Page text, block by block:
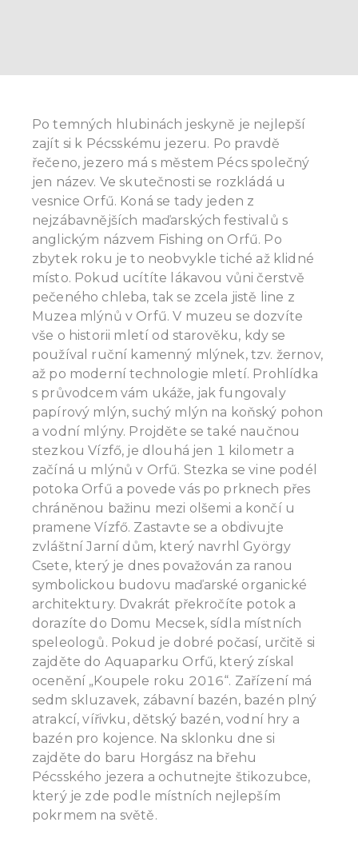
Po temných hlubinách jeskyně je nejlepší
zajít si k Pécsskému jezeru. Po pravdě
řečeno, jezero má s městem Pécs společný
jen název. Ve skutečnosti se rozkládá u
vesnice Orfű. Koná se tady jeden z
nejzábavnějších maďarských festivalů s
anglickým názvem Fishing on Orfű. Po
zbytek roku je to neobvykle tiché až klidné
místo. Pokud ucítíte lákavou vůni čerstvě
pečeného chleba, tak se zcela jistě line z
Muzea mlýnů v Orfű. V muzeu se dozvíte
vše o historii mletí od starověku, kdy se
používal ruční kamenný mlýnek, tzv. žernov,
až po moderní technologie mletí. Prohlídka
s průvodcem vám ukáže, jak fungovaly
papírový mlýn, suchý mlýn na koňský pohon
a vodní mlýny. Projděte se také naučnou
stezkou Vízfő, je dlouhá jen 1 kilometr a
začíná u mlýnů v Orfű. Stezka se vine podél
potoka Orfű a povede vás po prknech přes
chráněnou bažinu mezi olšemi a končí u
pramene Vízfő. Zastavte se a obdivujte
zvláštní Jarní dům, který navrhl György
Csete, který je dnes považován za ranou
symbolickou budovu maďarské organické
architektury. Dvakrát překročíte potok a
dorazíte do Domu Mecsek, sídla místních
speleologů. Pokud je dobré počasí, určitě si
zajděte do Aquaparku Orfű, který získal
ocenění „Koupele roku 2016“. Zařízení má
sedm skluzavek, zábavní bazén, bazén plný
atrakcí, vířivku, dětský bazén, vodní hry a
bazén pro kojence. Na sklonku dne si
zajděte do baru Horgász na břehu
Pécsského jezera a ochutnejte štikozubce,
který je zde podle místních nejlepším
pokrmem na světě.